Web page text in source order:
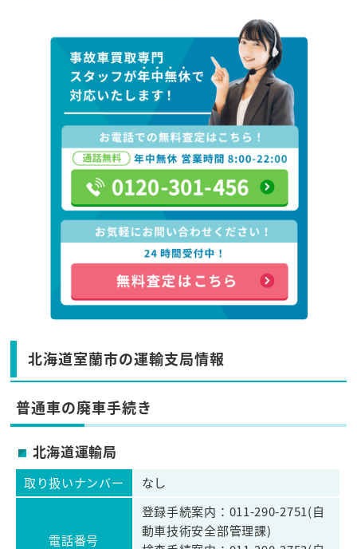
北海道室蘭市の運輸支局情報
普通車の廃車手続き
北海道運輸局
取り扱いナンバー なし
電話番号
登録手続案内：011-290-2751(自
動車技術安全部管理課)